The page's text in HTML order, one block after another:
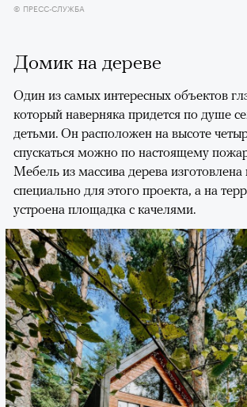
© ПРЕСС-СЛУЖБА
Домик на дереве
Один из самых интересных объектов
который наверняка придется по душе
детьми. Он расположен на высоте
спускаться можно по настоящему
Мебель из массива дерева
специально для этого проекта, а на
устроена площадка с качелями.